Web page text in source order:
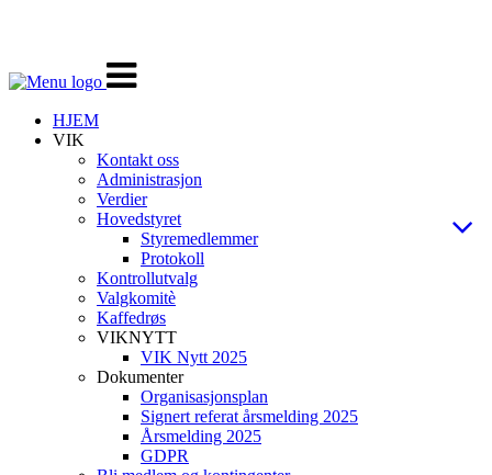
Veksle
navigasjon
HJEM
VIK
Kontakt oss
Administrasjon
Verdier
Hovedstyret
Styremedlemmer
Protokoll
Kontrollutvalg
Valgkomitè
Kaffedrøs
VIKNYTT
VIK Nytt 2025
Dokumenter
Organisasjonsplan
Signert referat årsmelding 2025
Årsmelding 2025
GDPR